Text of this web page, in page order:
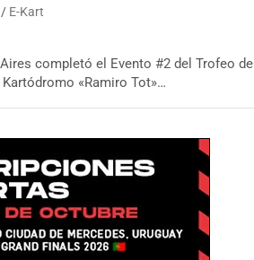
E-Kart
completó el Evento #2 del Trofeo de
«Ramiro Tot»…